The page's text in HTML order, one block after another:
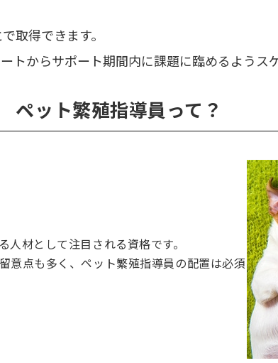
取得できます。
トからサポート期間内に課題に臨めるようス
ペット繁殖指導員って？
材として注目される資格です。
意点も多く、ペット繁殖指導員の配置は必須